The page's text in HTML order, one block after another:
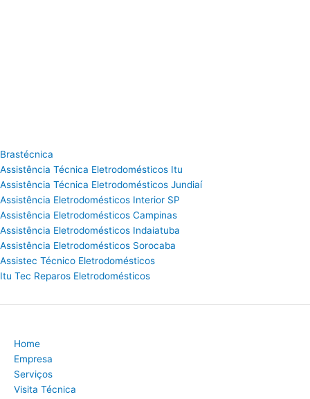
Brastécnica
Assistência Técnica Eletrodomésticos Itu
Assistência Técnica Eletrodomésticos Jundiaí
Assistência Eletrodomésticos Interior SP
Assistência Eletrodomésticos Campinas
Assistência Eletrodomésticos Indaiatuba
Assistência Eletrodomésticos Sorocaba
Assistec Técnico Eletrodomésticos
Itu Tec Reparos Eletrodomésticos
Home
Empresa
Serviços
Visita Técnica